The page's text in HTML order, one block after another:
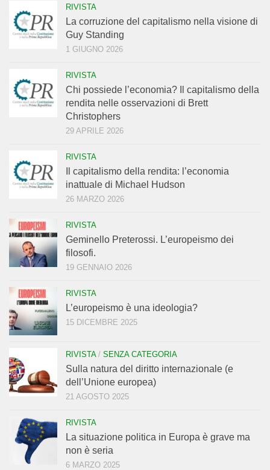
RIVISTA
La corruzione del capitalismo nella visione di
Guy Standing
1 GIUGNO 2026
RIVISTA
Chi possiede l’economia? Il capitalismo della
rendita nelle osservazioni di Brett
Christophers
29 APRILE 2026
RIVISTA
Il capitalismo della rendita: l’economia
inattuale di Michael Hudson
26 MARZO 2026
RIVISTA
Geminello Preterossi. L’europeismo dei
filosofi.
19 GENNAIO 2026
RIVISTA
L’europeismo è una ideologia?
15 DICEMBRE 2025
RIVISTA/ SENZA CATEGORIA
Sulla natura del diritto internazionale (e
dell’Unione europea)
21 AGOSTO 2025
RIVISTA
La situazione politica in Europa è grave ma
non è seria
6 MARZO 2025